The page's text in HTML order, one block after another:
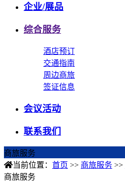
企业/展品
综合服务
酒店预订
交通指南
周边商旅
签证信息
会议活动
联系我们
商旅服务
当前位置： 首页 >> 商旅服务 >>
商旅服务